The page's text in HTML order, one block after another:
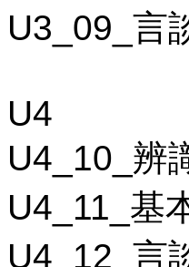
U3_09_言
U4
U4_10_辨
U4_11_基
U4_12_言